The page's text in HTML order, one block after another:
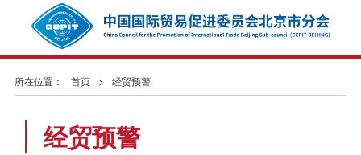
所在位置： 首页 > 经贸预警
经贸预警